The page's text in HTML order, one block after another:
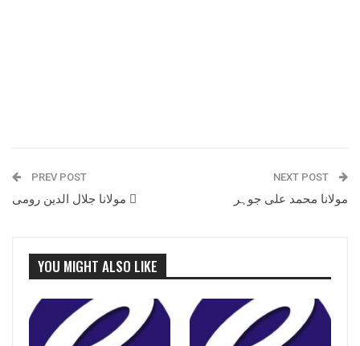
PREV POST
مولانا جلال الدین رومی 
NEXT POST
مولانا محمد علی جوہر
YOU MIGHT ALSO LIKE